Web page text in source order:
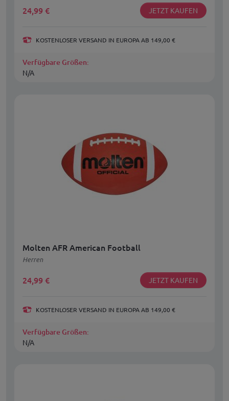
24,99 € JETZT KAUFEN
KOSTENLOSER VERSAND IN EUROPA AB 149,00 €
Verfügbare Größen:
N/A
Molten AFR American Football
Herren
24,99 € JETZT KAUFEN
KOSTENLOSER VERSAND IN EUROPA AB 149,00 €
Verfügbare Größen:
N/A